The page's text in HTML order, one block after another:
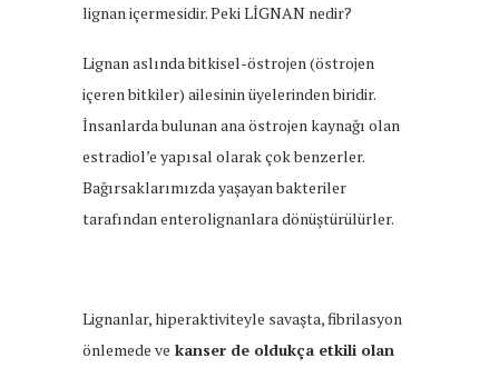
lignan içermesidir. Peki LİGNAN nedir?
Lignan aslında bitkisel-östrojen (östrojen
içeren bitkiler) ailesinin üyelerinden biridir.
İnsanlarda bulunan ana östrojen kaynağı olan
estradiol’e yapısal olarak çok benzerler.
Bağırsaklarımızda yaşayan bakteriler
tarafından enterolignanlara dönüştürülürler.
Lignanlar, hiperaktiviteyle savaşta, fibrilasyon
önlemede ve kanser de oldukça etkili olan